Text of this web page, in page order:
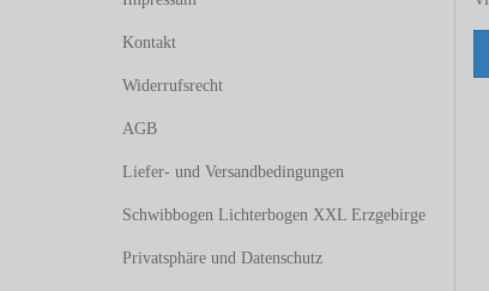
Kontakt
Widerrufsrecht
AGB
Liefer- und Versandbedingungen
Schwibbogen Lichterbogen XXL Erzgebirge
Privatsphäre und Datenschutz